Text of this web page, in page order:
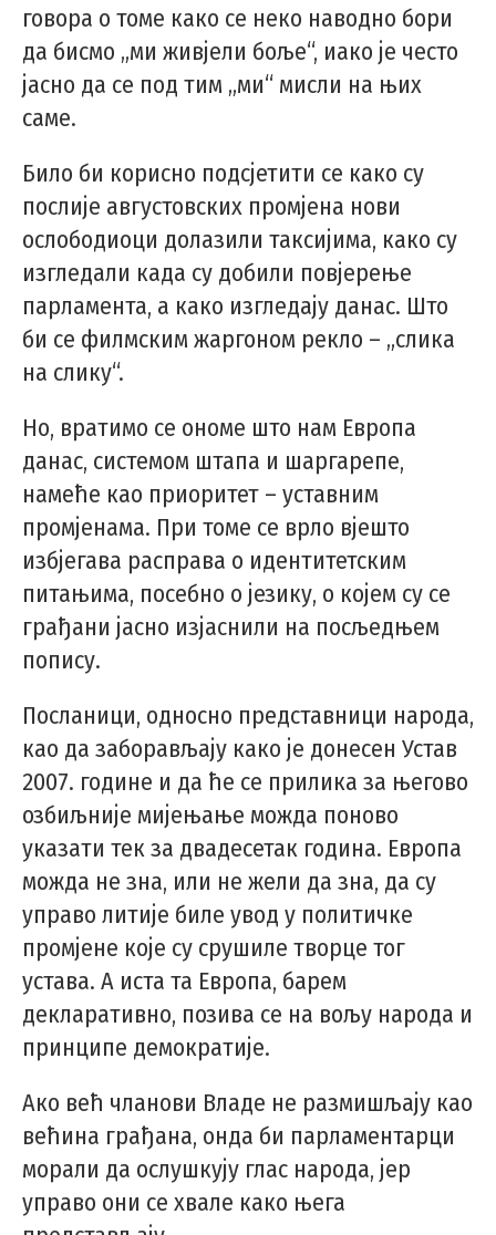
говора о томе како се неко наводно бори
да бисмо „ми живјели боље“, иако је често
јасно да се под тим „ми“ мисли на њих
саме.
Било би корисно подсјетити се како су
послије августовских промјена нови
ослободиоци долазили таксијима, како су
изгледали када су добили повјерење
парламента, а како изгледају данас. Што
би се филмским жаргоном рекло – „слика
на слику“.
Но, вратимо се ономе што нам Европа
данас, системом штапа и шаргарепе,
намеће као приоритет – уставним
промјенама. При томе се врло вјешто
избјегава расправа о идентитетским
питањима, посебно о језику, о којем су се
грађани јасно изјаснили на посљедњем
попису.
Посланици, односно представници народа,
као да заборављају како је донесен Устав
2007. године и да ће се прилика за његово
озбиљније мијењање можда поново
указати тек за двадесетак година. Европа
можда не зна, или не жели да зна, да су
управо литије биле увод у политичке
промјене које су срушиле творце тог
устава. А иста та Европа, барем
декларативно, позива се на вољу народа и
принципе демократије.
Ако већ чланови Владе не размишљају као
већина грађана, онда би парламентарци
морали да ослушкују глас народа, јер
управо они се хвале како њега